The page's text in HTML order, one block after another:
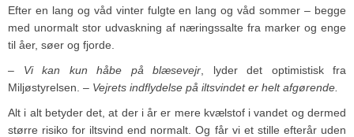
Efter en lang og våd vinter fulgte en lang og våd sommer – begge
med unormalt stor udvaskning af næringssalte fra marker og enge
til åer, søer og fjorde.
– Vi kan kun håbe på blæsevejr , lyder det optimistisk fra
Miljøstyrelsen. – Vejrets indflydelse på iltsvindet er helt afgørende.
Alt i alt betyder det, at der i år er mere kvælstof i vandet og dermed
større risiko for iltsvind end normalt. Og får vi et stille efterår uden